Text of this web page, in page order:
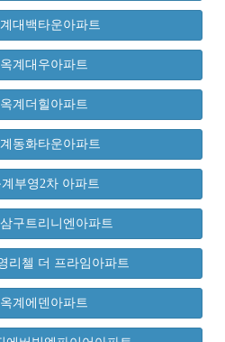
대백타운아파트
계대우아파트
계더힐아파트
동화타운아파트
부영2차 아파트
구트리니엔아파트
리첼 더 프라임아파트
계에덴아파트